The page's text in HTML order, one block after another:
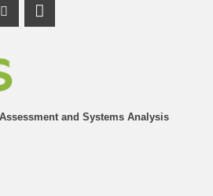
and Systems Analysis
Profile
Youtube Profile